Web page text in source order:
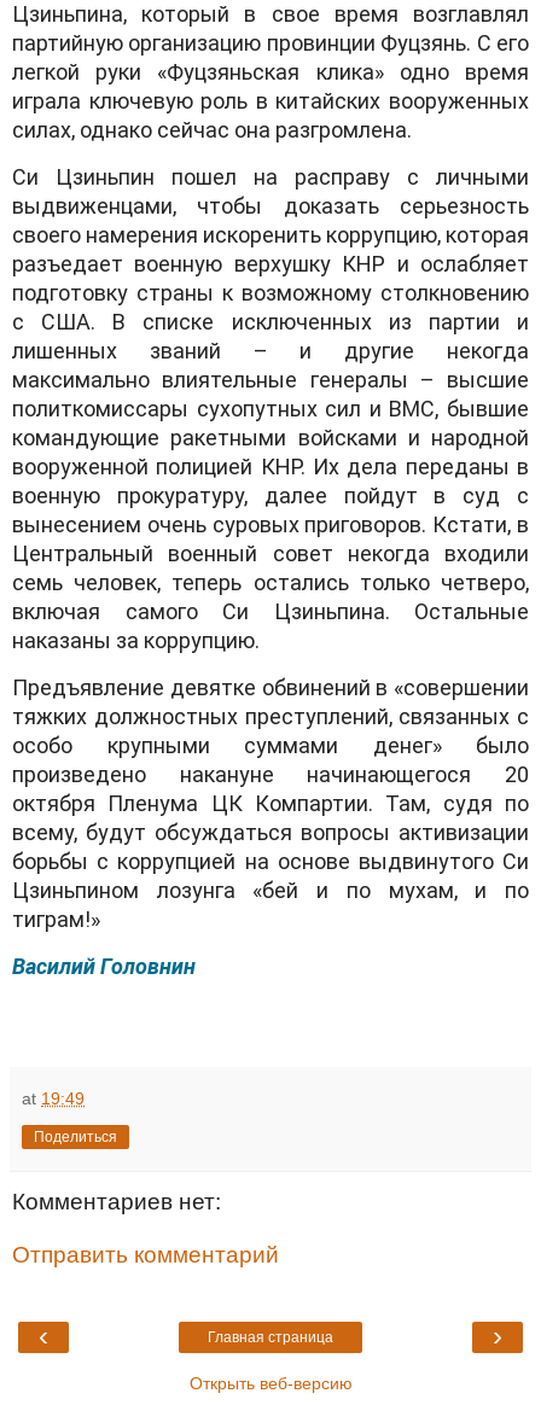
Цзиньпина, который в свое время возглавлял
партийную организацию провинции Фуцзянь. С его
легкой руки «Фуцзяньская клика» одно время
играла ключевую роль в китайских вооруженных
силах, однако сейчас она разгромлена.
Си Цзиньпин пошел на расправу с личными
выдвиженцами, чтобы доказать серьезность
своего намерения искоренить коррупцию, которая
разъедает военную верхушку КНР и ослабляет
подготовку страны к возможному столкновению
с США. В списке исключенных из партии и
лишенных званий – и другие некогда
максимально влиятельные генералы – высшие
политкомиссары сухопутных сил и ВМС, бывшие
командующие ракетными войсками и народной
вооруженной полицией КНР. Их дела переданы в
военную прокуратуру, далее пойдут в суд с
вынесением очень суровых приговоров. Кстати, в
Центральный военный совет некогда входили
семь человек, теперь остались только четверо,
включая самого Си Цзиньпина. Остальные
наказаны за коррупцию.
Предъявление девятке обвинений в «совершении
тяжких должностных преступлений, связанных с
особо крупными суммами денег» было
произведено накануне начинающегося 20
октября Пленума ЦК Компартии. Там, судя по
всему, будут обсуждаться вопросы активизации
борьбы с коррупцией на основе выдвинутого Си
Цзиньпином лозунга «бей и по мухам, и по
тиграм!»
Василий Головнин
at 19:49
Поделиться
Комментариев нет:
Отправить комментарий
‹ ›
Главная страница
Открыть веб-версию